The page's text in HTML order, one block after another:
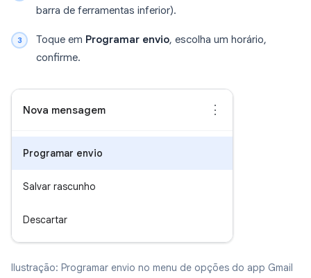
barra de ferramentas inferior).
Toque em Programar envio, escolha um horário,
confirme.
Nova mensagem ⋮
Programar envio
Salvar rascunho
Descartar
Ilustração: Programar envio no menu de opções do app Gmail